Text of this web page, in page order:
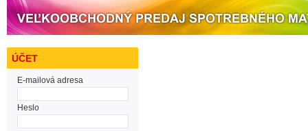
ÚČET
E-mailová adresa
Heslo